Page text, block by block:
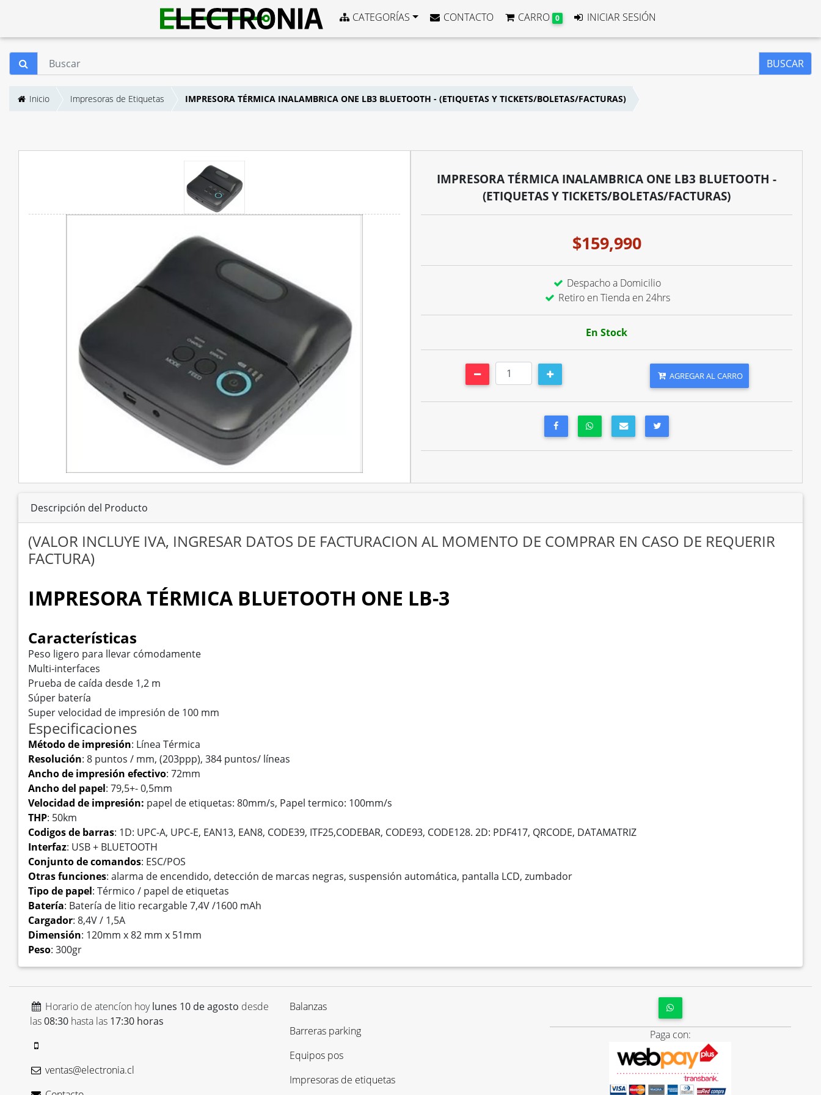
CATEGORÍAS CONTACTO CARRO 0 INICIAR SESIÓN
BUSCAR
Inicio Impresoras de Etiquetas IMPRESORA TÉRMICA INALAMBRICA ONE LB3 BLUETOOTH - (ETIQUETAS Y TICKETS/BOLETAS/FACTURAS)
IMPRESORA TÉRMICA INALAMBRICA ONE LB3 BLUETOOTH -
(ETIQUETAS Y TICKETS/BOLETAS/FACTURAS)
$159,990
Despacho a Domicilio
Retiro en Tienda en 24hrs
En Stock
AGREGAR AL CARRO
Descripción del Producto
(VALOR INCLUYE IVA, INGRESAR DATOS DE FACTURACION AL MOMENTO DE COMPRAR EN CASO DE REQUERIR
FACTURA)
IMPRESORA TÉRMICA BLUETOOTH ONE LB-3
Características
Peso ligero para llevar cómodamente
Multi-interfaces
Prueba de caída desde 1,2 m
Súper batería
Super velocidad de impresión de 100 mm
Especificaciones
Método de impresión: Línea Térmica
Resolución: 8 puntos / mm, (203ppp), 384 puntos/ líneas
Ancho de impresión efectivo: 72mm
Ancho del papel: 79,5+- 0,5mm
Velocidad de impresión: papel de etiquetas: 80mm/s, Papel termico: 100mm/s
THP: 50km
Codigos de barras: 1D: UPC-A, UPC-E, EAN13, EAN8, CODE39, ITF25,CODEBAR, CODE93, CODE128. 2D: PDF417, QRCODE, DATAMATRIZ
Interfaz: USB + BLUETOOTH
Conjunto de comandos: ESC/POS
Otras funciones: alarma de encendido, detección de marcas negras, suspensión automática, pantalla LCD, zumbador
Tipo de papel: Térmico / papel de etiquetas
Batería: Batería de litio recargable 7,4V /1600 mAh
Cargador: 8,4V / 1,5A
Dimensión: 120mm x 82 mm x 51mm
Peso: 300gr
Horario de atencíon hoylunes 10 de agosto desde
las08:30 hasta las 17:30 horas
ventas@electronia.cl
Balanzas
Barreras parking
Equipos pos
Impresoras de etiquetas
Paga con: